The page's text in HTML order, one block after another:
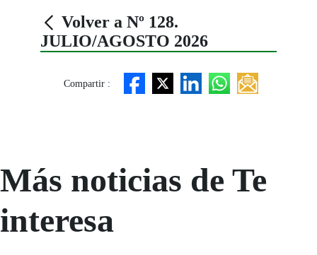
Volver a Nº 128.
JULIO/AGOSTO 2026
Compartir :
Más noticias de Te
interesa